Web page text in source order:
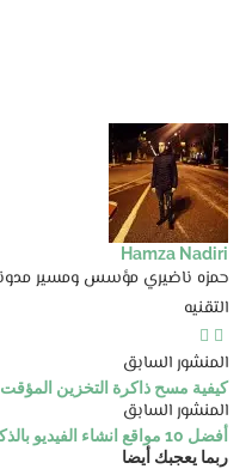
Hamza Nadiri
حمزه ناضيري مؤسس ومسير
التقنيه
المنشور السابق
كيفية مسح ذاكرة التخزين المؤقت
المنشور السابق
أفضل 10 مواقع انشاء الفيديو بالذكاء الاصطناعي مجانا
ربما يعجبك أيضا